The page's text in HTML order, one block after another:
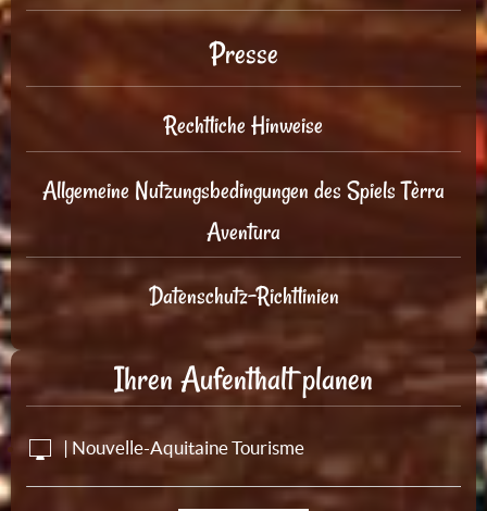
Presse
Rechtliche Hinweise
Allgemeine Nutzungsbedingungen des Spiels Tèrra
Aventura
Datenschutz-Richtlinien
Ihren Aufenthalt planen
| Nouvelle-Aquitaine Tourisme